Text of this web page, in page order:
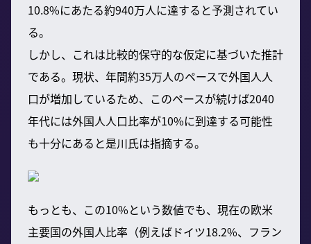
10.8%にあたる約940万人に達すると予測されてい
る。
しかし、これは比較的保守的な仮定に基づいた推計
である。現状、年間約35万人のペースで外国人人
口が増加しているため、このペースが続けば2040
年代には外国人人口比率が10%に到達する可能性
も十分にあると是川氏は指摘する。
もっとも、この10%という数値でも、現在の欧米
主要国の外国人比率（例えばドイツ18.2%、フラン